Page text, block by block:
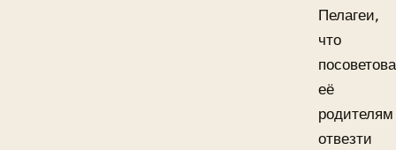
Пелагеи,
что
её
родителям
отвезти